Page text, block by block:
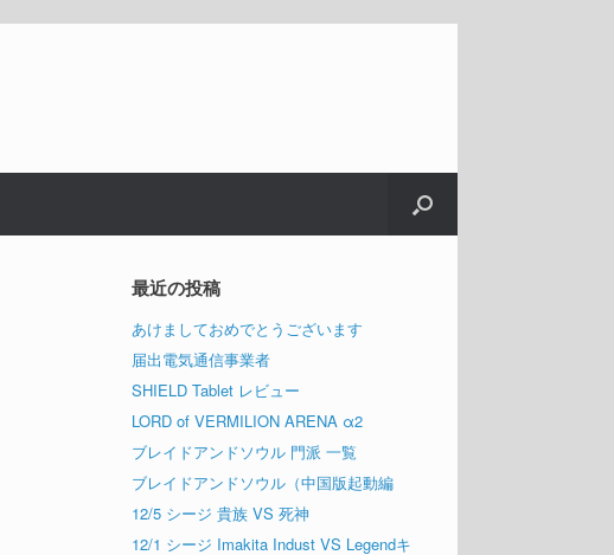
最近の投稿
あけましておめでとうございます
届出電気通信事業者
SHIELD Tablet レビュー
LORD of VERMILION ARENA α2
ブレイドアンドソウル 門派 一覧
ブレイドアンドソウル（中国版起動編
12/5 シージ 貴族 VS 死神
12/1 シージ Imakita Indust VS Legendキ